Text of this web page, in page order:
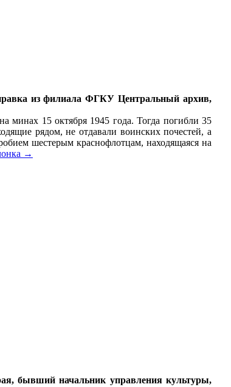
из филиала ФГКУ Центральный архив,
минах 15 октября 1945 года. Тогда погибли 35
рядом, не отдавали воинских почестей, а
шестерым краснофлотцам, находящаяся на
→
бывший начальник управления культуры,